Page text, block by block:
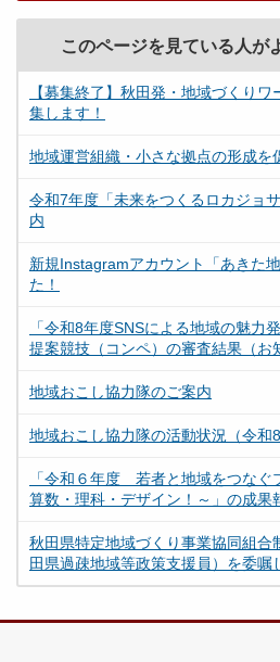
このページを見ている人が
【募集終了】秋田発・地域づくり
集します！
地域運営組織・小さな拠点の形成を
令和7年度「未来をつくるロカジョ
内
新規Instagramアカウント「あきた
た！
「令和8年度SNSによる地域の魅力
提案競技（コンペ）の審査結果（お
地域おこし協力隊のご案内
地域おこし協力隊の活動状況（令和
「令和６年度 若者と地域をつなぐ
算数・理科・デザイン！～」の成果
秋田県特定地域づくり事業協同組合
田県過疎地域等政策支援員）を委嘱